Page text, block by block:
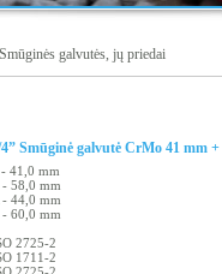
galvutės, jų priedai
Smūginė galvutė CrMo 41 mm
- 41,0 mm
58,0 mm
- 44,0 mm
- 60,0 mm
2725-2
1711-2